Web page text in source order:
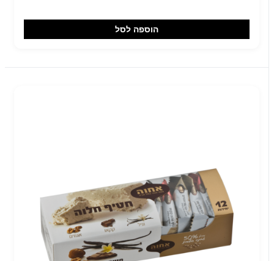
הוספה לסל